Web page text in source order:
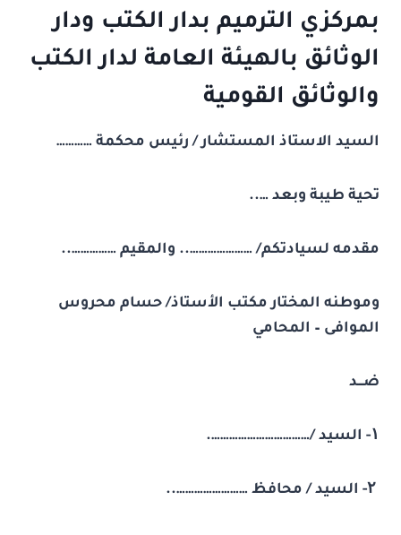
بمركزي الترميم بدار الكتب ودار
الوثائق بالهيئة العامة لدار الكتب
والوثائق القومية
السيد الاستاذ المستشار / رئيس محكمة …………
تحية طيبة وبعد …..
مقدمه لسيادتكم/ ………………….. والمقيم ……………..
وموطنه المختار مكتب الأستاذ/ حسام محروس
الموافى – المحامي
ضـــد
۱- السيد /…………………………….
۲- السيد / محافظ ……………………..